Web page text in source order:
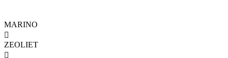
MARINO

ZEOLIET
